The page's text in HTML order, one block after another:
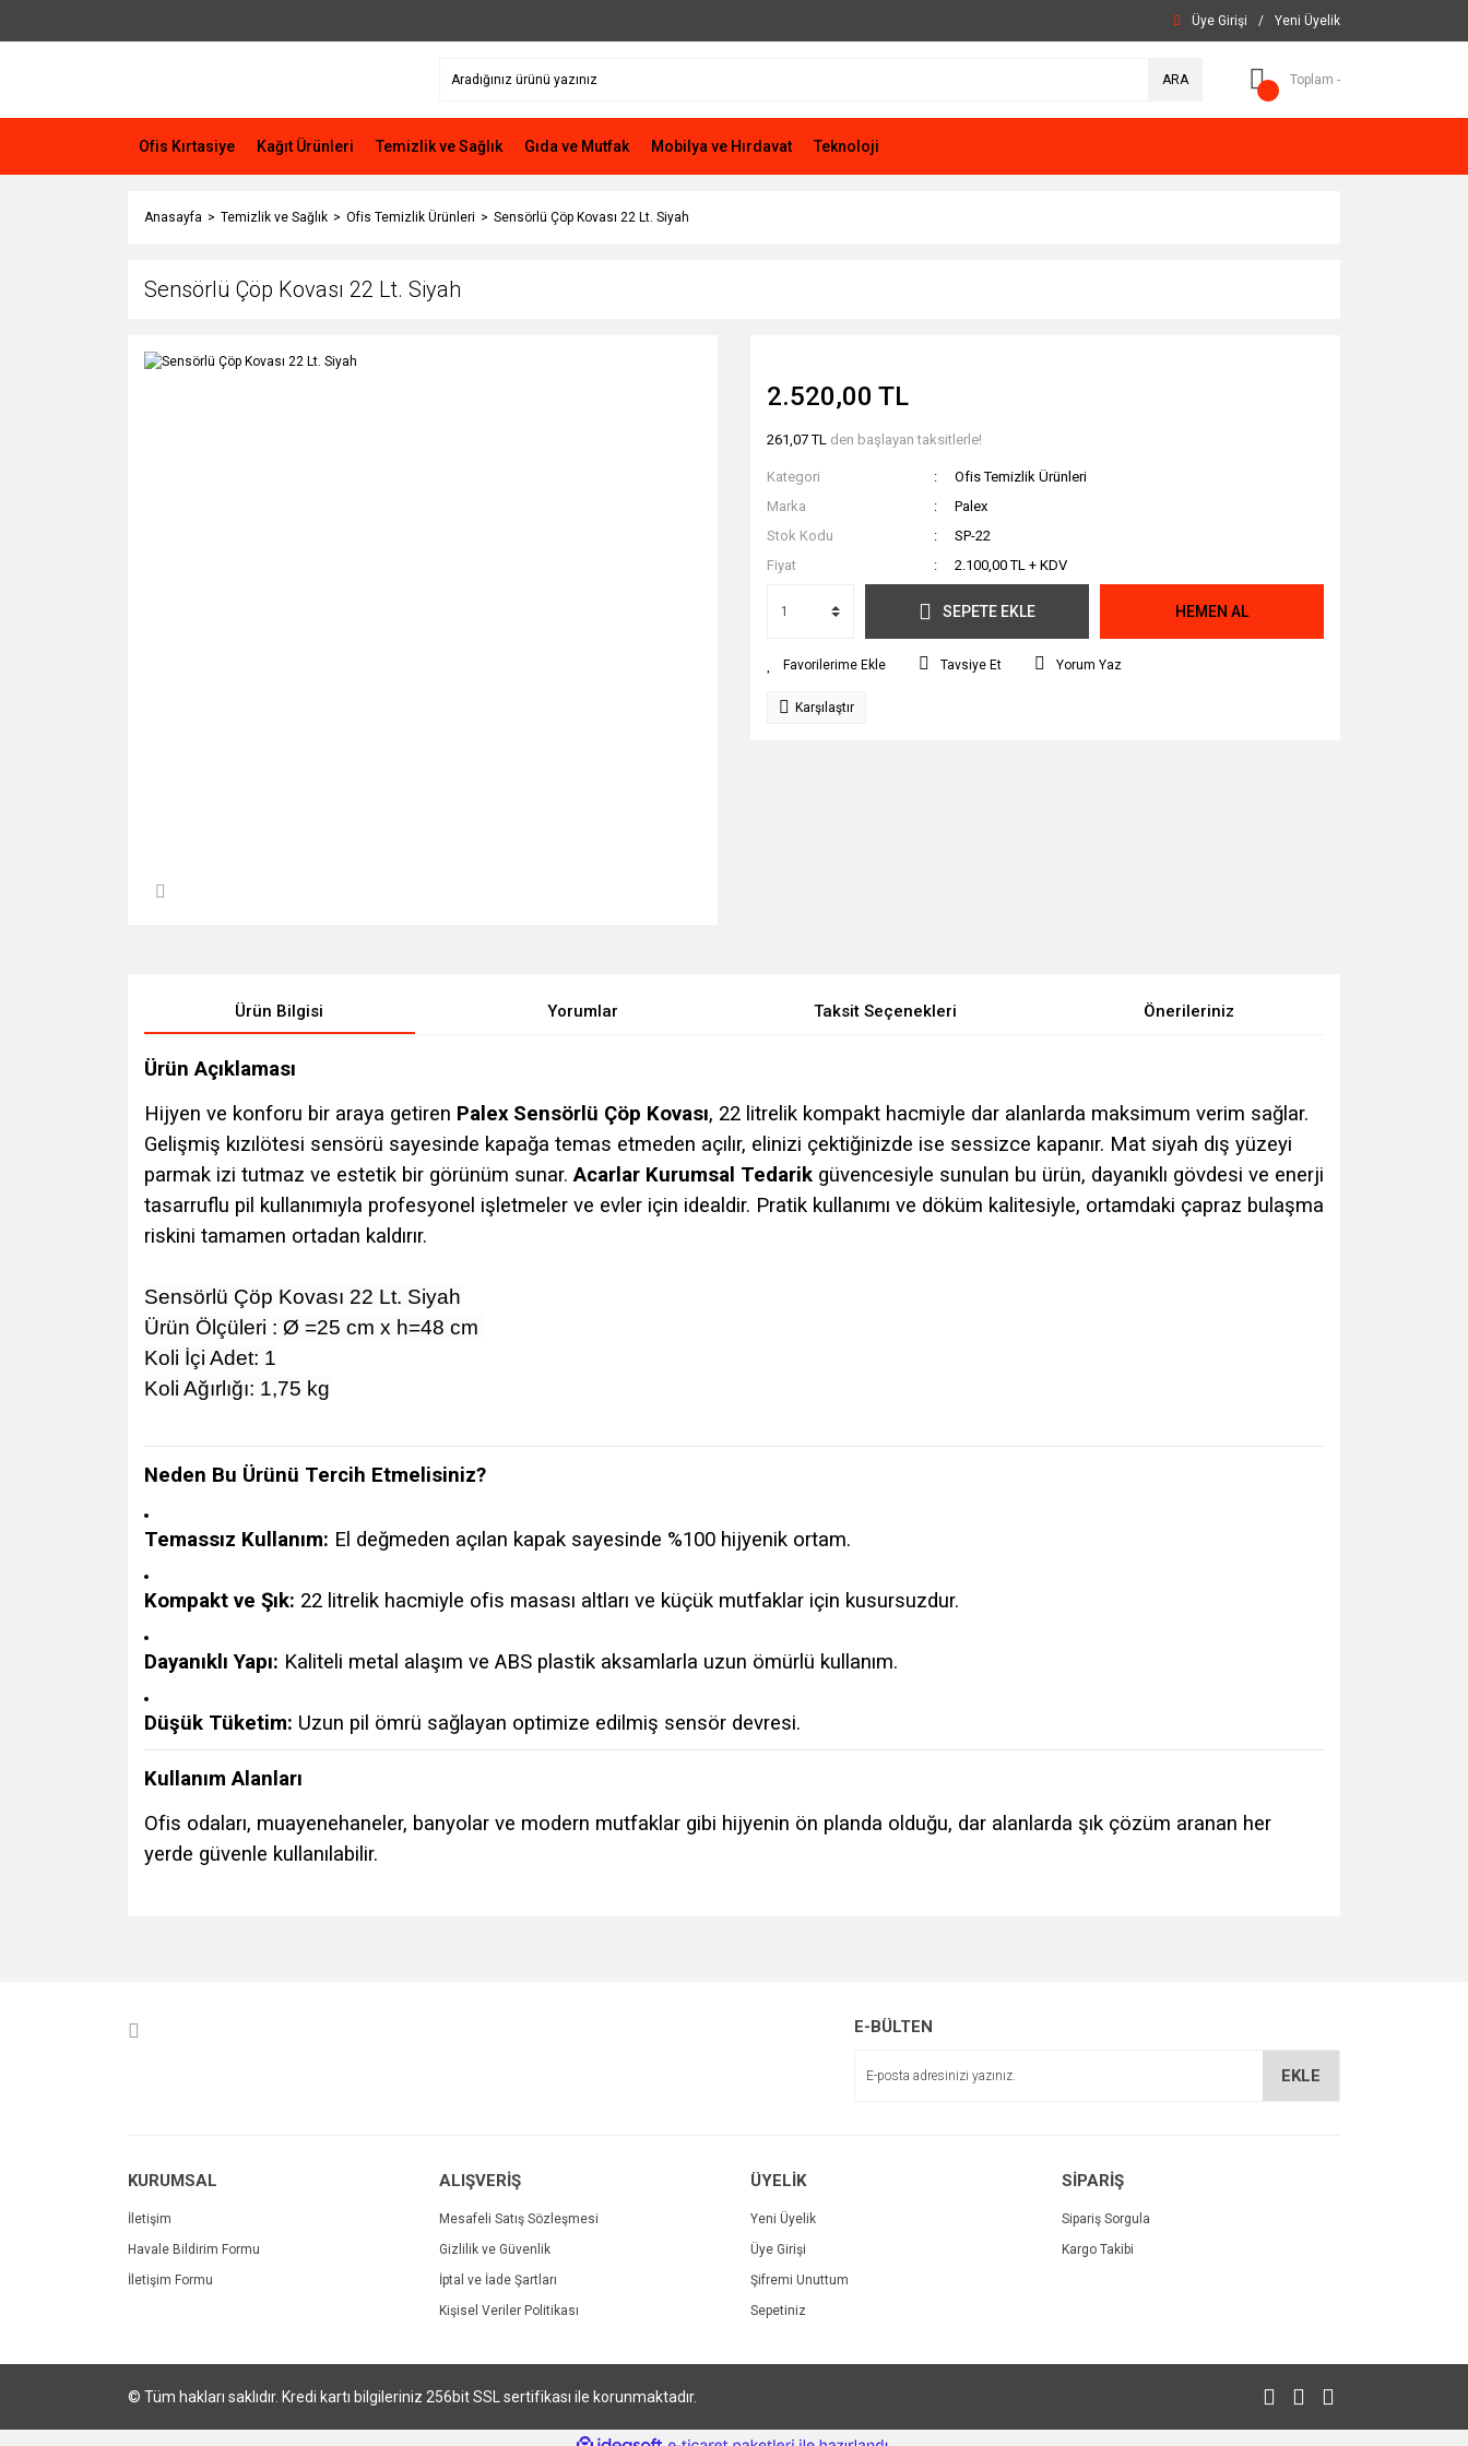
Üye Girişi / Yeni Üyelik
ARA Toplam -
Ofis Kırtasiye Kağıt Ürünleri Temizlik ve Sağlık Gıda ve Mutfak Mobilya ve Hırdavat Teknoloji
Anasayfa Temizlik ve Sağlık Ofis Temizlik Ürünleri Sensörlü Çöp Kovası 22 Lt. Siyah
Sensörlü Çöp Kovası 22 Lt. Siyah
2.520,00 TL
261,07 TL den başlayan taksitlerle!
Kategori
Ofis Temizlik Ürünleri
Marka
Palex
Stok Kodu
SP-22
Fiyat
2.100,00 TL + KDV
SEPETE EKLE HEMEN AL
Tavsiye Et Yorum Yaz
Karşılaştır
Ürün Bilgisi Yorumlar Taksit Seçenekleri Önerileriniz
Ürün Açıklaması
Hijyen ve konforu bir araya getiren Palex Sensörlü Çöp Kovası, 22 litrelik kompakt hacmiyle dar alanlarda maksimum verim sağlar.
Gelişmiş kızılötesi sensörü sayesinde kapağa temas etmeden açılır, elinizi çektiğinizde ise sessizce kapanır. Mat siyah dış yüzeyi
parmak izi tutmaz ve estetik bir görünüm sunar.Acarlar Kurumsal Tedarik güvencesiyle sunulan bu ürün, dayanıklı gövdesi ve enerji
tasarruflu pil kullanımıyla profesyonel işletmeler ve evler için idealdir. Pratik kullanımı ve döküm kalitesiyle, ortamdaki çapraz bulaşma
riskini tamamen ortadan kaldırır.
Sensörlü Çöp Kovası 22 Lt. Siyah
Ürün Ölçüleri : Ø =25 cm x h=48 cm
Koli İçi Adet: 1
Koli Ağırlığı: 1,75 kg
Neden Bu Ürünü Tercih Etmelisiniz?
Temassız Kullanım: El değmeden açılan kapak sayesinde %100 hijyenik ortam.
Kompakt ve Şık: 22 litrelik hacmiyle ofis masası altları ve küçük mutfaklar için kusursuzdur.
Dayanıklı Yapı: Kaliteli metal alaşım ve ABS plastik aksamlarla uzun ömürlü kullanım.
Düşük Tüketim: Uzun pil ömrü sağlayan optimize edilmiş sensör devresi.
Kullanım Alanları
Ofis odaları, muayenehaneler, banyolar ve modern mutfaklar gibi hijyenin ön planda olduğu, dar alanlarda şık çözüm aranan her
yerde güvenle kullanılabilir.
E-BÜLTEN
EKLE
KURUMSAL
İletişim
Havale Bildirim Formu
İletişim Formu
ALIŞVERİŞ
Mesafeli Satış Sözleşmesi
Gizlilik ve Güvenlik
İptal ve İade Şartları
Kişisel Veriler Politikası
ÜYELİK
Yeni Üyelik
Üye Girişi
Şifremi Unuttum
Sepetiniz
SİPARİŞ
Sipariş Sorgula
Kargo Takibi
© Tüm hakları saklıdır. Kredi kartı bilgileriniz 256bit SSL sertifikası ile korunmaktadır.